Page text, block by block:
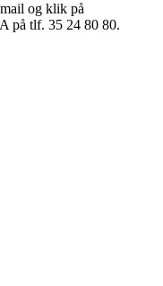
og klik på
på tlf. 35 24 80 80.